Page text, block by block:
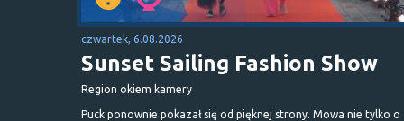
czwartek, 6.08.2026
Sunset Sailing Fashion Show
Region okiem kamery
Puck ponownie pokazał się od pięknej strony. Mowa nie tylko o